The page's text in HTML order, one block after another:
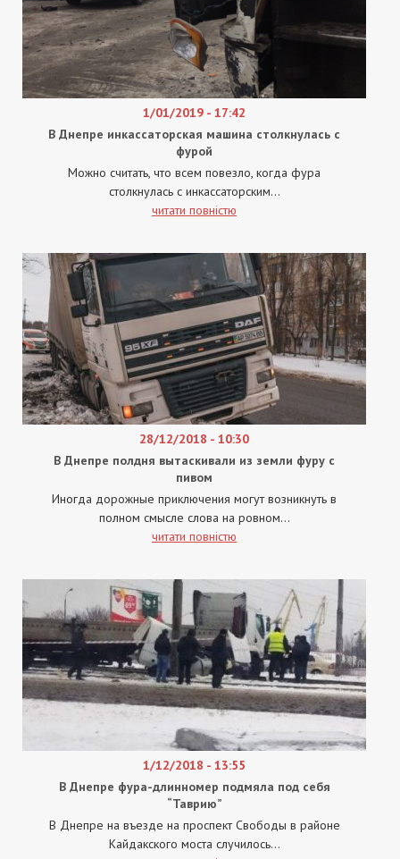
1/01/2019 - 17:42
В Днепре инкассаторская машина столкнулась с
фурой
Можно считать, что всем повезло, когда фура
столкнулась с инкассаторским...
читати повністю
28/12/2018 - 10:30
В Днепре полдня вытаскивали из земли фуру с
пивом
Иногда дорожные приключения могут возникнуть в
полном смысле слова на ровном...
читати повністю
1/12/2018 - 13:55
В Днепре фура-длинномер подмяла под себя
“Таврию”
В Днепре на въезде на проспект Свободы в районе
Кайдакского моста случилось...